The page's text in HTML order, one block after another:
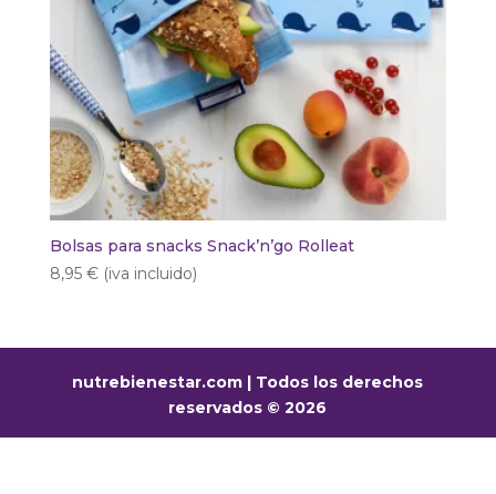
Bolsas para snacks Snack’n’go Rolleat
8,95 € (iva incluido)
nutrebienestar.com | Todos los derechos
reservados © 2026